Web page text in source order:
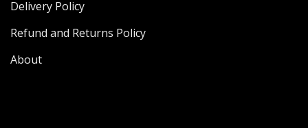
Delivery Policy
Refund and Returns Policy
About